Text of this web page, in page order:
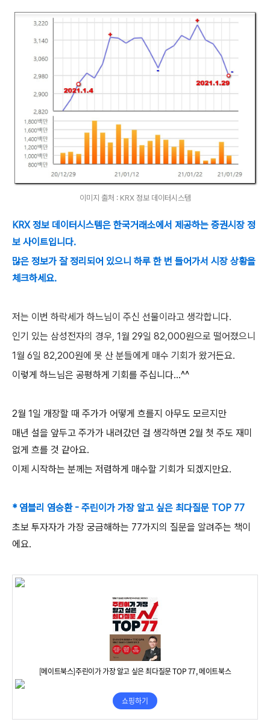
이미지 출처 : KRX 정보 데이터시스템
KRX 정보 데이터시스템은 한국거래소에서 제공하는 증권시장 정
보 사이트입니다.
많은 정보가 잘 정리되어 있으니 하루 한 번 들어가서 시장 상황을
체크하세요.
저는 이번 하락세가 하느님이 주신 선물이라고 생각합니다.
인기 있는 삼성전자의 경우, 1월 29일 82,000원으로 떨어졌으니
1월 6일 82,200원에 못 산 분들에게 매수 기회가 왔거든요.
이렇게 하느님은 공평하게 기회를 주십니다...^^
2월 1일 개장할 때 주가가 어떻게 흐를지 아무도 모르지만
매년 설을 앞두고 주가가 내려갔던 걸 생각하면 2월 첫 주도 재미
없게 흐를 것 같아요.
이제 시작하는 분께는 저렴하게 매수할 기회가 되겠지만요.
* 염블리 염승환 - 주린이가 가장 알고 싶은 최다질문 TOP 77
초보 투자자가 가장 궁금해하는 77가지의 질문을 알려주는 책이
에요.